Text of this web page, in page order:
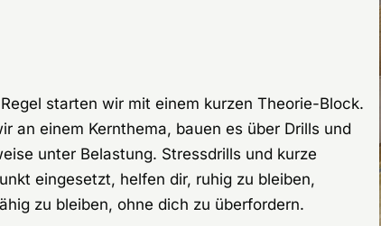
starten wir mit einem kurzen Theorie-Block.
an einem Kernthema, bauen es über Drills und
unter Belastung. Stressdrills und kurze
eingesetzt, helfen dir, ruhig zu bleiben,
zu bleiben, ohne dich zu überfordern.